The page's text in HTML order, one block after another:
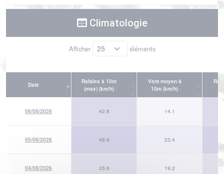
Climatologie
Afficher éléments
Date
Rafales à 10m
(max) (km/h)
Vent moyen à
10m (km/h)
06/08/2026 42.8 14.1
05/08/2026 48.6 23.4
04/08/2026 35.6 19.2